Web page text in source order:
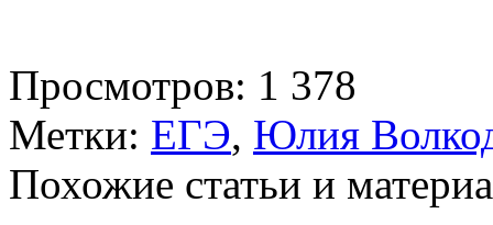
Просмотров: 1 378
Метки: ЕГЭ, Юлия
Похожие статьи и